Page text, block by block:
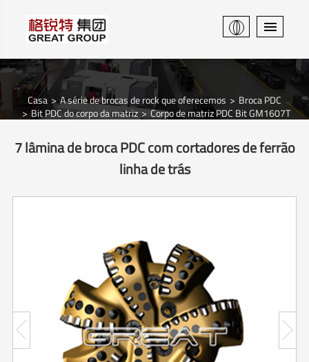
Casa A série de brocas de rock que oferecemos
Broca PDC
Bit PDC do corpo da matriz
Corpo de matriz PDC Bit GM1607T
7 lâmina de broca PDC com cortadores de ferrão
linha de trás